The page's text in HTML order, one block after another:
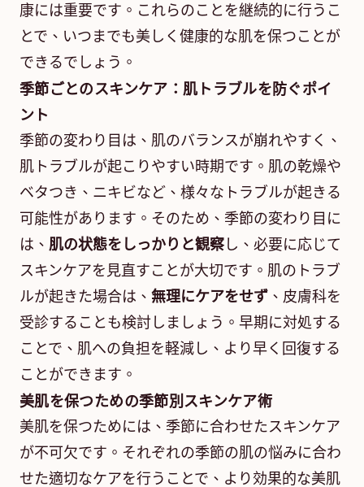
康には重要です。これらのことを継続的に行うこ
とで、いつまでも美しく健康的な肌を保つことが
できるでしょう。
季節ごとのスキンケア：肌トラブルを防ぐポイ
ント
季節の変わり目は、肌のバランスが崩れやすく、
肌トラブルが起こりやすい時期です。肌の乾燥や
ベタつき、ニキビなど、様々なトラブルが起きる
可能性があります。そのため、季節の変わり目に
は、 肌の状態をしっかりと観察し、必要に応じて
スキンケアを見直すことが大切です。肌のトラブ
ルが起きた場合は、 無理にケアをせず 、皮膚科を
受診することも検討しましょう。早期に対処する
ことで、肌への負担を軽減し、より早く回復する
ことができます。
美肌を保つための季節別スキンケア術
美肌を保つためには、季節に合わせたスキンケア
が不可欠です。それぞれの季節の肌の悩みに合わ
せた適切なケアを行うことで、より効果的な美肌